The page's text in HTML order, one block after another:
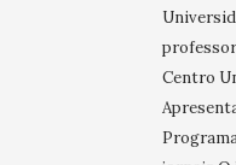
Centro